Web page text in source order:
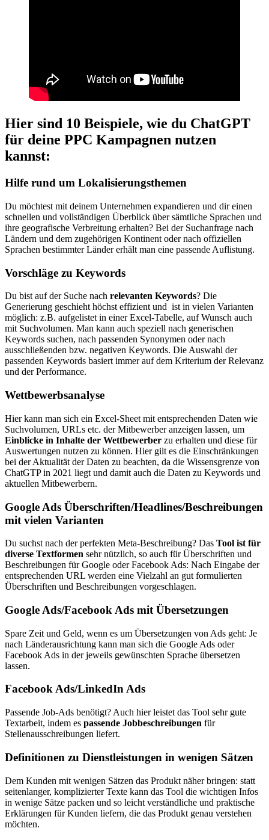
Hier sind 10 Beispiele, wie du ChatGPT
für deine PPC Kampagnen nutzen
kannst:
Hilfe rund um Lokalisierungsthemen
Du möchtest mit deinem Unternehmen expandieren und dir einen
schnellen und vollständigen Überblick über sämtliche Sprachen und
ihre geografische Verbreitung erhalten? Bei der Suchanfrage nach
Ländern und dem zugehörigen Kontinent oder nach offiziellen
Sprachen bestimmter Länder erhält man eine passende Auflistung.
Vorschläge zu Keywords
Du bist auf der Suche nach relevanten Keywords? Die
Generierung geschieht höchst effizient und ist in vielen Varianten
möglich: z.B. aufgelistet in einer Excel-Tabelle, auf Wunsch auch
mit Suchvolumen. Man kann auch speziell nach generischen
Keywords suchen, nach passenden Synonymen oder nach
ausschließenden bzw. negativen Keywords. Die Auswahl der
passenden Keywords basiert immer auf dem Kriterium der Relevanz
und der Performance.
Wettbewerbsanalyse
Hier kann man sich ein Excel-Sheet mit entsprechenden Daten wie
Suchvolumen, URLs etc. der Mitbewerber anzeigen lassen, um
Einblicke in Inhalte der Wettbewerber zu erhalten und diese für
Auswertungen nutzen zu können. Hier gilt es die Einschränkungen
bei der Aktualität der Daten zu beachten, da die Wissensgrenze von
ChatGTP in 2021 liegt und damit auch die Daten zu Keywords und
aktuellen Mitbewerbern.
Google Ads Überschriften/Headlines/Beschreibungen
mit vielen Varianten
Du suchst nach der perfekten Meta-Beschreibung? Das Tool ist für
diverse Textformen sehr nützlich, so auch für Überschriften und
Beschreibungen für Google oder Facebook Ads: Nach Eingabe der
entsprechenden URL werden eine Vielzahl an gut formulierten
Überschriften und Beschreibungen vorgeschlagen.
Google Ads/Facebook Ads mit Übersetzungen
Spare Zeit und Geld, wenn es um Übersetzungen von Ads geht: Je
nach Länderausrichtung kann man sich die Google Ads oder
Facebook Ads in der jeweils gewünschten Sprache übersetzen
lassen.
Facebook Ads/LinkedIn Ads
Passende Job-Ads benötigt? Auch hier leistet das Tool sehr gute
Textarbeit, indem es passende Jobbeschreibungen für
Stellenausschreibungen liefert.
Definitionen zu Dienstleistungen in wenigen Sätzen
Dem Kunden mit wenigen Sätzen das Produkt näher bringen: statt
seitenlanger, komplizierter Texte kann das Tool die wichtigen Infos
in wenige Sätze packen und so leicht verständliche und praktische
Erklärungen für Kunden liefern, die das Produkt genau verstehen
möchten.